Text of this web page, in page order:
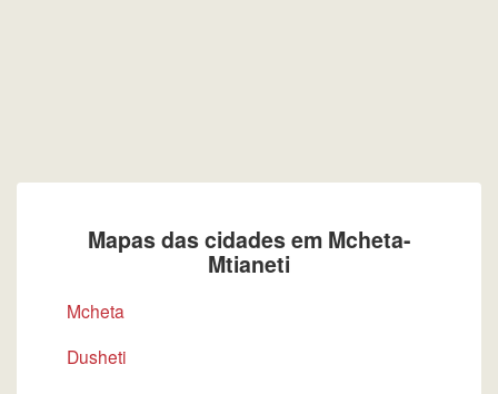
Mapas das cidades em Mcheta-
Mtianeti
Mcheta
Dusheti